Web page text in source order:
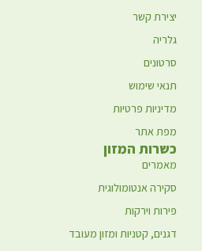
יצירת קשר
גלריה
סרטונים
תנאי שימוש
מדיניות פרטיות
מפת אתר
כשרות המזון
מאמרים
סקירה אנטומולוגית
פירות וירקות
דגנים, קטניות ומזון מעובד